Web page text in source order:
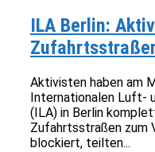
ILA Berlin:
Aktivisten haben am
Internationalen Luft-
(ILA) in Berlin
Zufahrtsstraßen zum
blockiert, teilten...